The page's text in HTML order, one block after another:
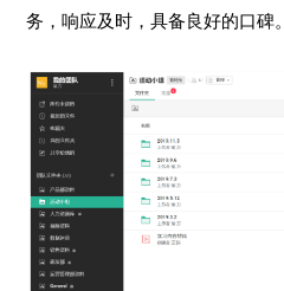
务，响应及时，具备良好的口碑。